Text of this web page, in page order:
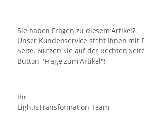
Sie haben Fragen zu diesem Artikel?
Unser Kundenservice steht Ihnen mit
Seite. Nutzen Sie auf der Rechten
Button "Frage zum Artikel"!
Ihr
LightIsTransformation Team